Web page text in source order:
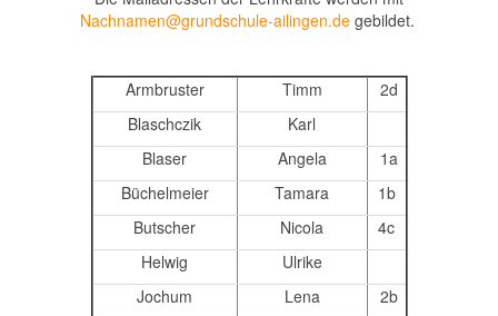
Nachnamen@grundschule-ailingen.degebildet.
Armbruster Timm
2d
Blaschczik
Karl
Blaser
Angela
1a
Büchelmeier
Tamara
1b
Butscher
Nicola
4c
Helwig
Ulrike
Jochum
Lena
2b